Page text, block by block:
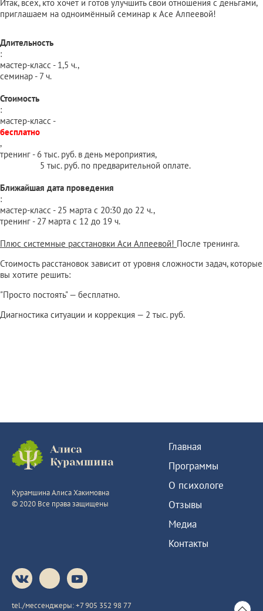
Итак, всех, кто хочет и готов улучшить свои отношения с деньгами,
приглашаем на одноимённый семинар к Асе Алпеевой!
Длительность
:
мастер-класс - 1,5 ч.,
семинар - 7 ч.
Стоимость
:
мастер-класс -
бесплатно
,
тренинг - 6 тыс. руб. в день мероприятия,
5 тыс. руб. по предварительной оплате.
Ближайшая дата проведения
:
мастер-класс - 25 марта с 20:30 до 22 ч.,
тренинг - 27 марта с 12 до 19 ч.
Плюс системные расстановки Аси Алпеевой! После тренинга.
Стоимость расстановок зависит от уровня сложности задач, которые
вы хотите решить:
"Просто постоять" — бесплатно.
Диагностика ситуации и коррекция — 2 тыс. руб.
Курамшина Алиса Хакимовна
© 2020 Все права защищены
Главная
Программы
О психологе
Отзывы
Медиа
Контакты
tel./мессенджеры:+7 905 352 98 77